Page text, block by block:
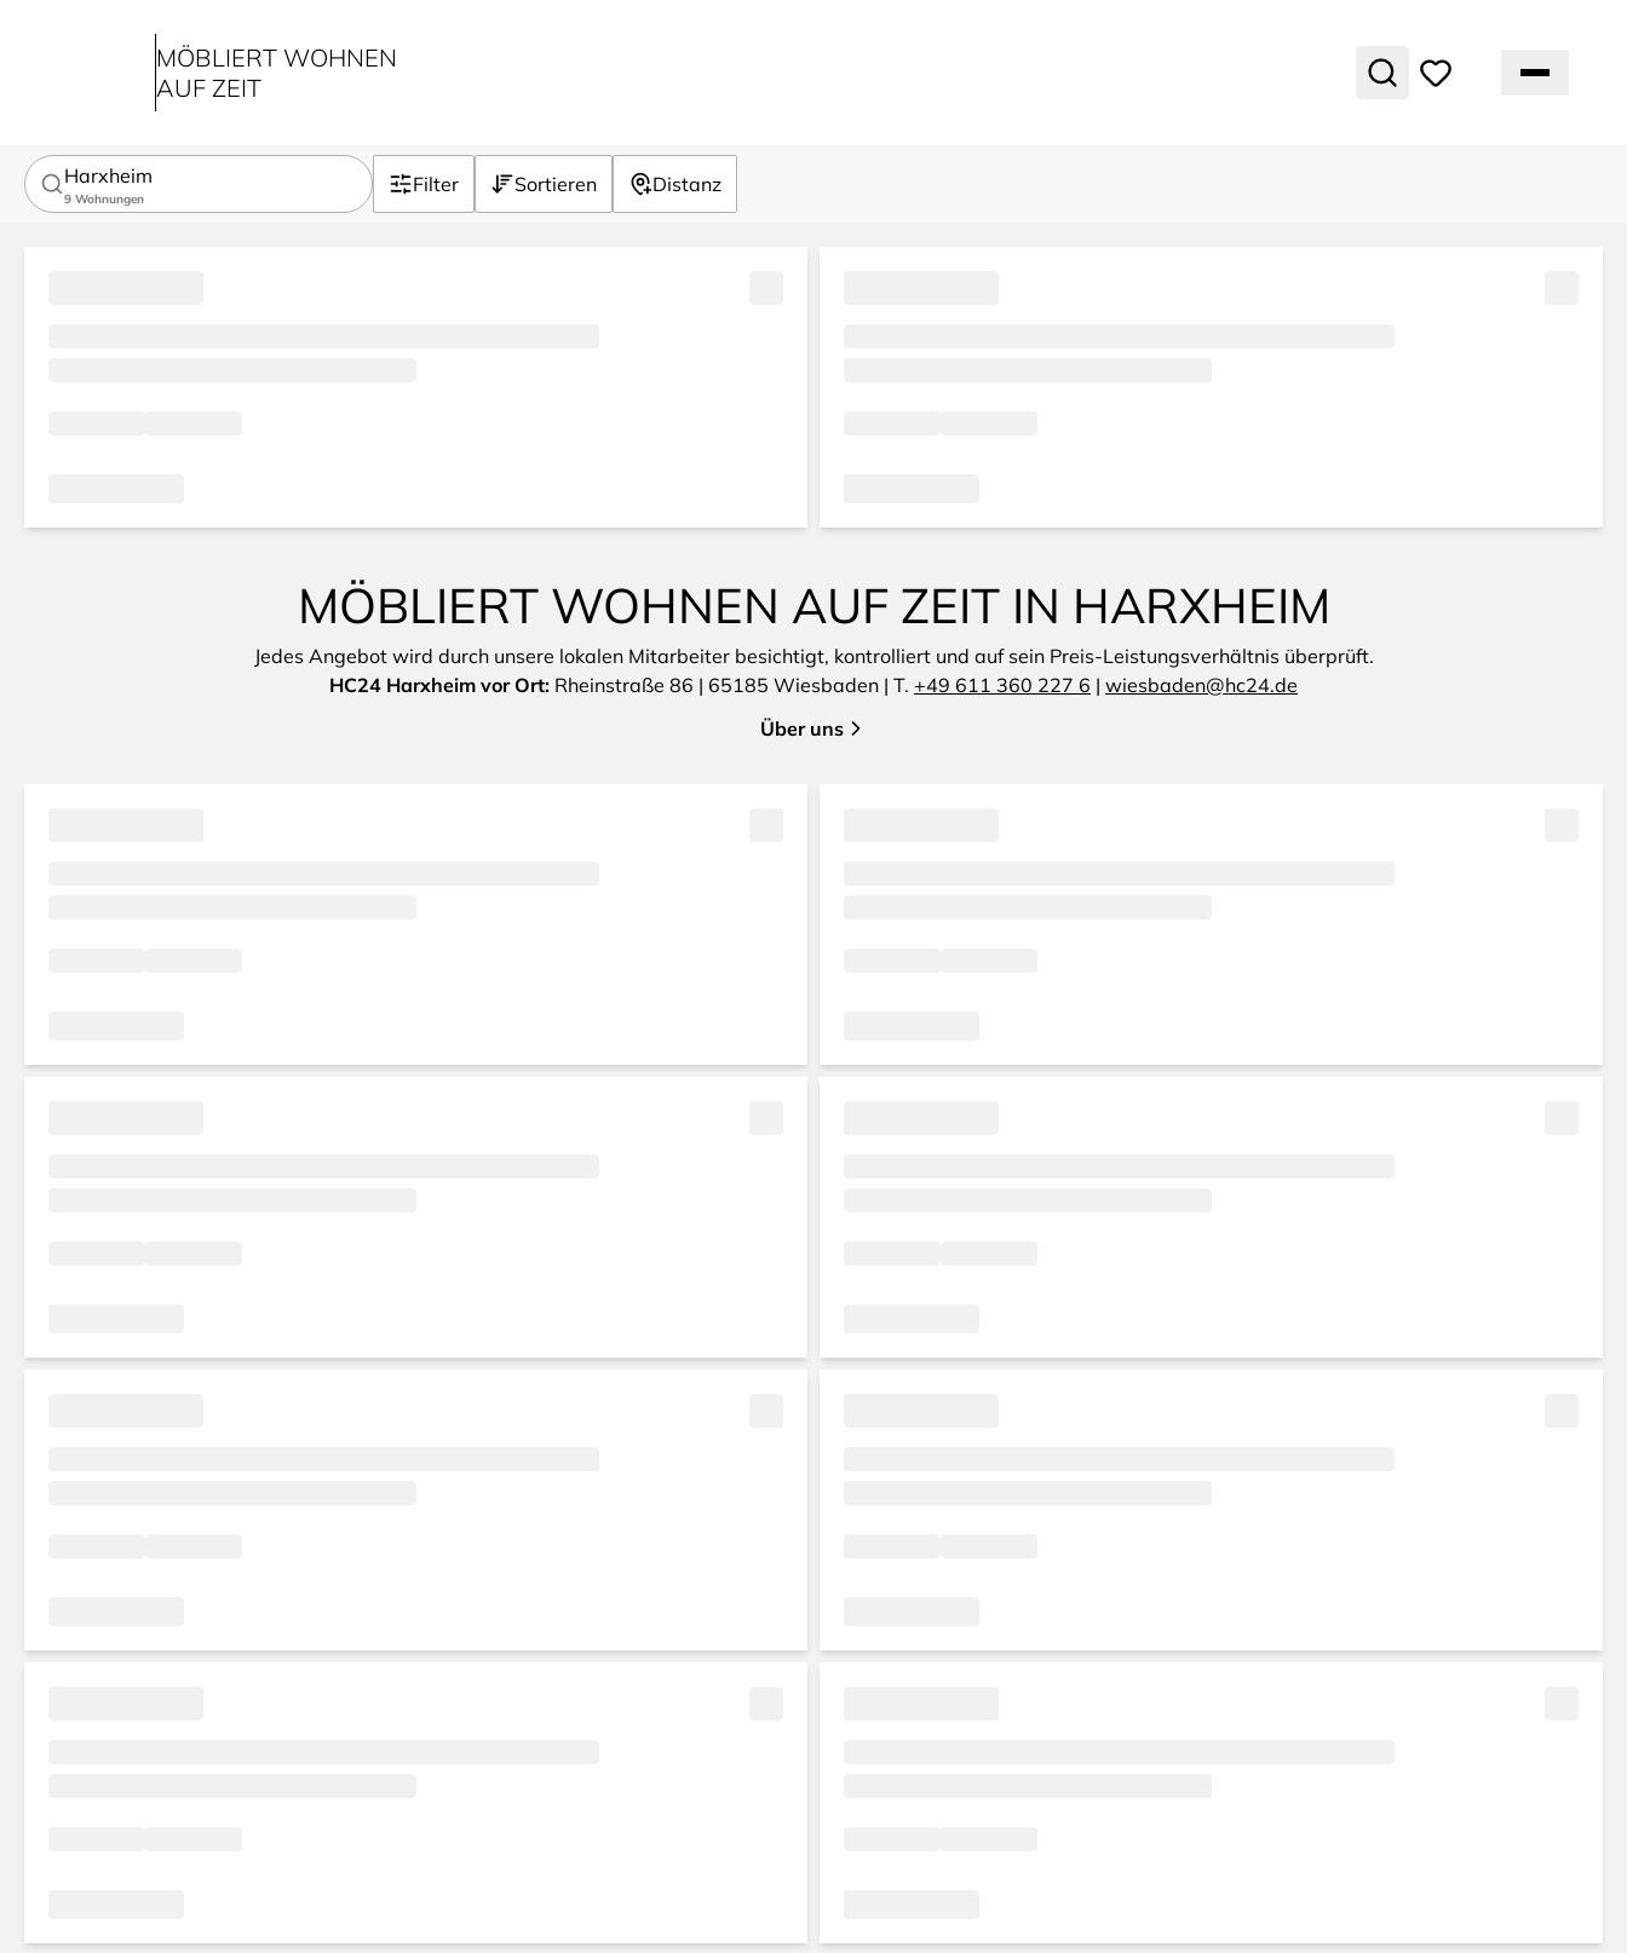
MÖBLIERT WOHNEN
AUF ZEIT
Harxheim
9 Wohnungen
Filter Sortieren Distanz
MÖBLIERT WOHNEN AUF ZEIT IN HARXHEIM
Jedes Angebot wird durch unsere lokalen Mitarbeiter besichtigt, kontrolliert und auf sein Preis-Leistungsverhältnis überprüft.
HC24 Harxheim vor Ort: Rheinstraße 86 | 65185 Wiesbaden | T. +49 611 360 227 6 | wiesbaden@hc24.de
Über uns